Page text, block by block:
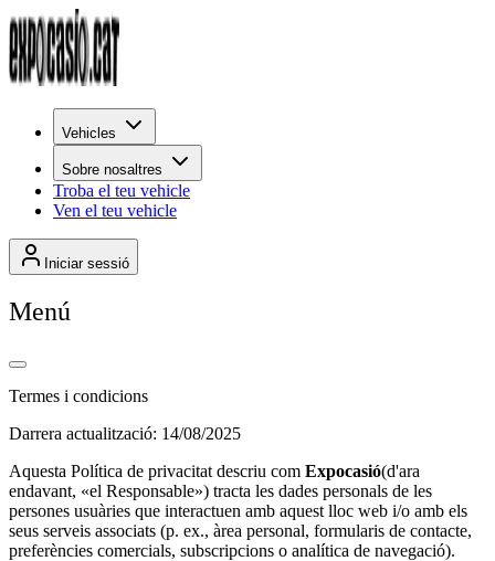
Vehicles
Sobre nosaltres
Troba el teu vehicle
Ven el teu vehicle
Iniciar sessió
Menú
Termes i condicions
Darrera actualització: 14/08/2025
Aquesta Política de privacitat descriu com Expocasió(d'ara
endavant, «el Responsable») tracta les dades personals de les
persones usuàries que interactuen amb aquest lloc web i/o amb els
seus serveis associats (p. ex., àrea personal, formularis de contacte,
preferències comercials, subscripcions o analítica de navegació).